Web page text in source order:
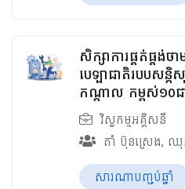
សិក្សាការផ្គត់ផ្គង់
បេឡាជាតិរបបសន្តិ
កណ្តាល កម្ពស់១០ជ
វិស្វកម្មអគ្គិសនី
តាំ ប៊ុនស្រេង, ឈុ
សារណាបញ្ចប់ឆ្នាំ